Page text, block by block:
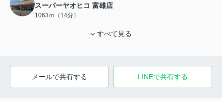
スーパーヤオヒコ 富雄店
1063ｍ（14分）
すべて見る
メールで共有する LINEで共有する